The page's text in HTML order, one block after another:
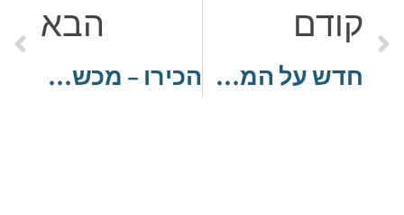
קודם
חדש על המדף (10-2022)
הבא
הכירו – מכשיר שמיעה חסין למים